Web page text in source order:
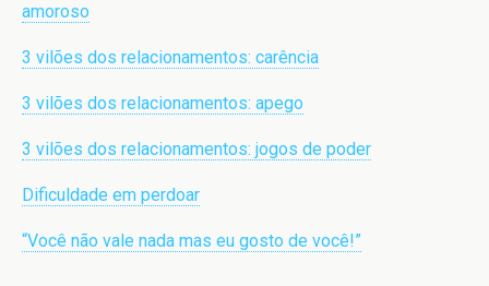
amoroso
3 vilões dos relacionamentos: carência
3 vilões dos relacionamentos: apego
3 vilões dos relacionamentos: jogos de poder
Dificuldade em perdoar
“Você não vale nada mas eu gosto de você!”